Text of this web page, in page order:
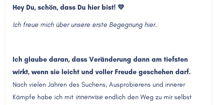
Hey Du, schön, dass Du hier bist! 💛
Ich freue mich über unsere erste Begegnung hier.
Ich glaube daran, dass Veränderung dann am tiefsten
wirkt, wenn sie leicht und voller Freude geschehen darf.
Nach vielen Jahren des Suchens, Ausprobierens und innerer
Kämpfe habe ich mit innerwise endlich den Weg zu mir selbst